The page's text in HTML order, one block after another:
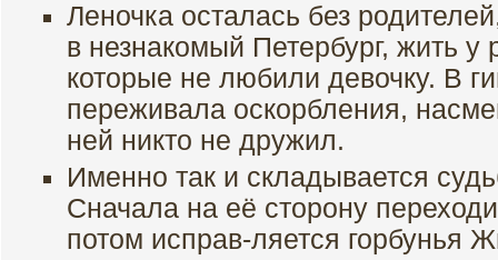
Леночка осталась без
в незнакомый Петербург, жить у
которые не любили девочку. В
переживала оскорбления,
ней никто не дружил.
Именно так и складывается
Сначала на её сторону
потом исправ-ляется горбунья